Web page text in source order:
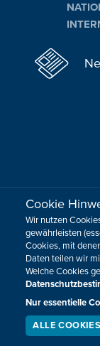
Sie
Impressum
Design,
Cookie
Wir nutzen
gewährleisten
Cookies, mit
Daten teilen wir
Welche Cookies
Nur essentielle
ALLE